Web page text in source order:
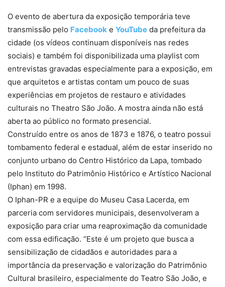
O evento de abertura da exposição temporária teve
transmissão pelo Facebook e YouTube da prefeitura da
cidade (os vídeos continuam disponíveis nas redes
sociais) e também foi disponibilizada uma playlist com
entrevistas gravadas especialmente para a exposição, em
que arquitetos e artistas contam um pouco de suas
experiências em projetos de restauro e atividades
culturais no Theatro São João. A mostra ainda não está
aberta ao público no formato presencial.
Construído entre os anos de 1873 e 1876, o teatro possui
tombamento federal e estadual, além de estar inserido no
conjunto urbano do Centro Histórico da Lapa, tombado
pelo Instituto do Patrimônio Histórico e Artístico Nacional
(Iphan) em 1998.
O Iphan-PR e a equipe do Museu Casa Lacerda, em
parceria com servidores municipais, desenvolveram a
exposição para criar uma reaproximação da comunidade
com essa edificação. “Este é um projeto que busca a
sensibilização de cidadãos e autoridades para a
importância da preservação e valorização do Patrimônio
Cultural brasileiro, especialmente do Teatro São João, e